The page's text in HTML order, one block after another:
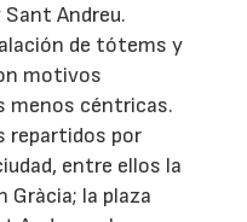
Andreu.
de tótems y
motivos
menos céntricas.
repartidos por
entre ellos la
la plaza